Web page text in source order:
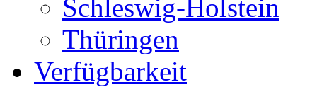
Schleswig-Holstein
Thüringen
Verfügbarkeit